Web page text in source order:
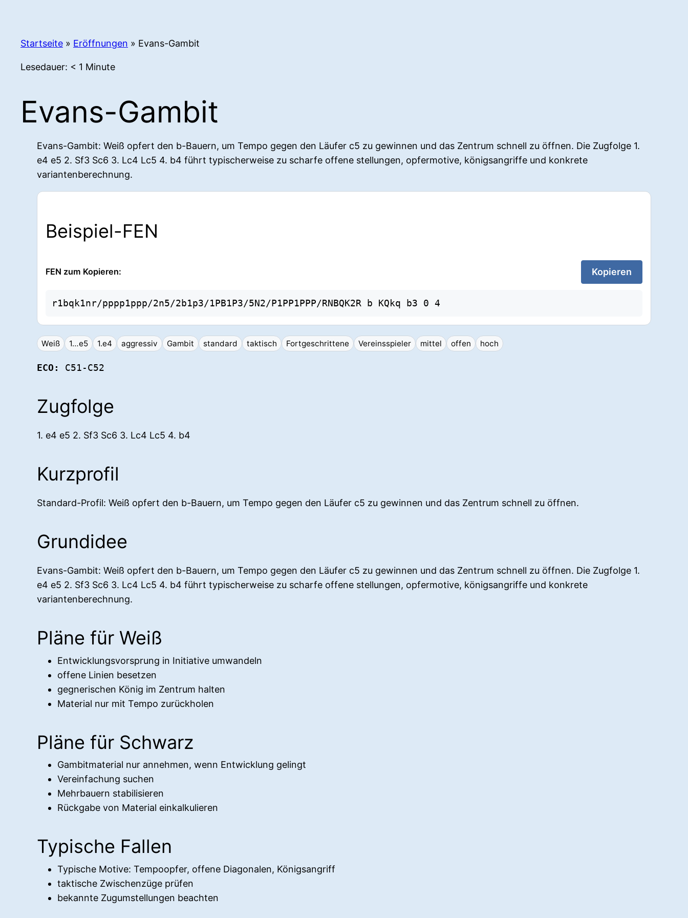
Startseite » Eröffnungen » Evans-Gambit
Lesedauer: < 1 Minute
Evans-Gambit
Evans-Gambit: Weiß opfert den b-Bauern, um Tempo gegen den Läufer c5 zu gewinnen und das Zentrum schnell zu öffnen. Die Zugfolge 1.
e4 e5 2. Sf3 Sc6 3. Lc4 Lc5 4. b4 führt typischerweise zu scharfe offene stellungen, opfermotive, königsangriffe und konkrete
variantenberechnung.
Beispiel-FEN
FEN zum Kopieren: Kopieren
r1bqk1nr/pppp1ppp/2n5/2b1p3/1PB1P3/5N2/P1PP1PPP/RNBQK2R b KQkq b3 0 4
Weiß 1…e5 1.e4 aggressiv Gambit standard taktisch Fortgeschrittene Vereinsspieler mittel offen hoch
ECO: C51-C52
Zugfolge
1. e4 e5 2. Sf3 Sc6 3. Lc4 Lc5 4. b4
Kurzprofil
Standard-Profil: Weiß opfert den b-Bauern, um Tempo gegen den Läufer c5 zu gewinnen und das Zentrum schnell zu öffnen.
Grundidee
Evans-Gambit: Weiß opfert den b-Bauern, um Tempo gegen den Läufer c5 zu gewinnen und das Zentrum schnell zu öffnen. Die Zugfolge 1.
e4 e5 2. Sf3 Sc6 3. Lc4 Lc5 4. b4 führt typischerweise zu scharfe offene stellungen, opfermotive, königsangriffe und konkrete
variantenberechnung.
Pläne für Weiß
Entwicklungsvorsprung in Initiative umwandeln
offene Linien besetzen
gegnerischen König im Zentrum halten
Material nur mit Tempo zurückholen
Pläne für Schwarz
Gambitmaterial nur annehmen, wenn Entwicklung gelingt
Vereinfachung suchen
Mehrbauern stabilisieren
Rückgabe von Material einkalkulieren
Typische Fallen
Typische Motive: Tempoopfer, offene Diagonalen, Königsangriff
taktische Zwischenzüge prüfen
bekannte Zugumstellungen beachten